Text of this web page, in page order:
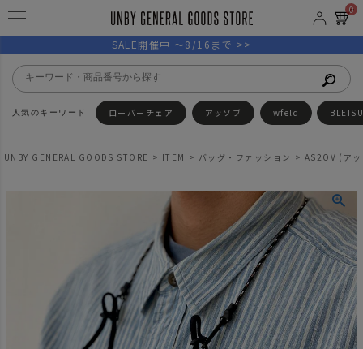
0
SALE開催中 ～8/16まで >>
ローバーチェア アッソブ wfeld
UNBY GENERAL GOODS STORE ITEM バッグ・ファッション AS2OV (ア